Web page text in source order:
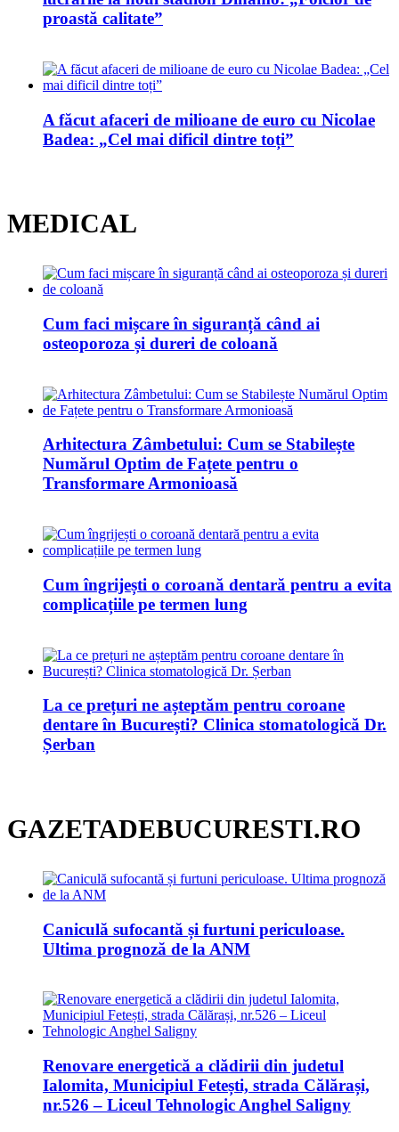
proastă calitate”
A făcut afaceri de milioane de euro cu Nicolae
Badea: „Cel mai dificil dintre toți”
MEDICAL
Cum faci mișcare în siguranță când ai
osteoporoza și dureri de coloană
Arhitectura Zâmbetului: Cum se Stabilește
Numărul Optim de Fațete pentru o
Transformare Armonioasă
Cum îngrijești o coroană dentară pentru a evita
complicațiile pe termen lung
La ce prețuri ne așteptăm pentru coroane
dentare în București? Clinica stomatologică Dr.
Șerban
GAZETADEBUCURESTI.RO
Caniculă sufocantă și furtuni periculoase.
Ultima prognoză de la ANM
Renovare energetică a clădirii din judetul
Ialomita, Municipiul Fetești, strada Călărași,
nr.526 – Liceul Tehnologic Anghel Saligny